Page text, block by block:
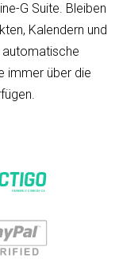
G Suite. Bleiben
Kalendern und
automatische
immer über die